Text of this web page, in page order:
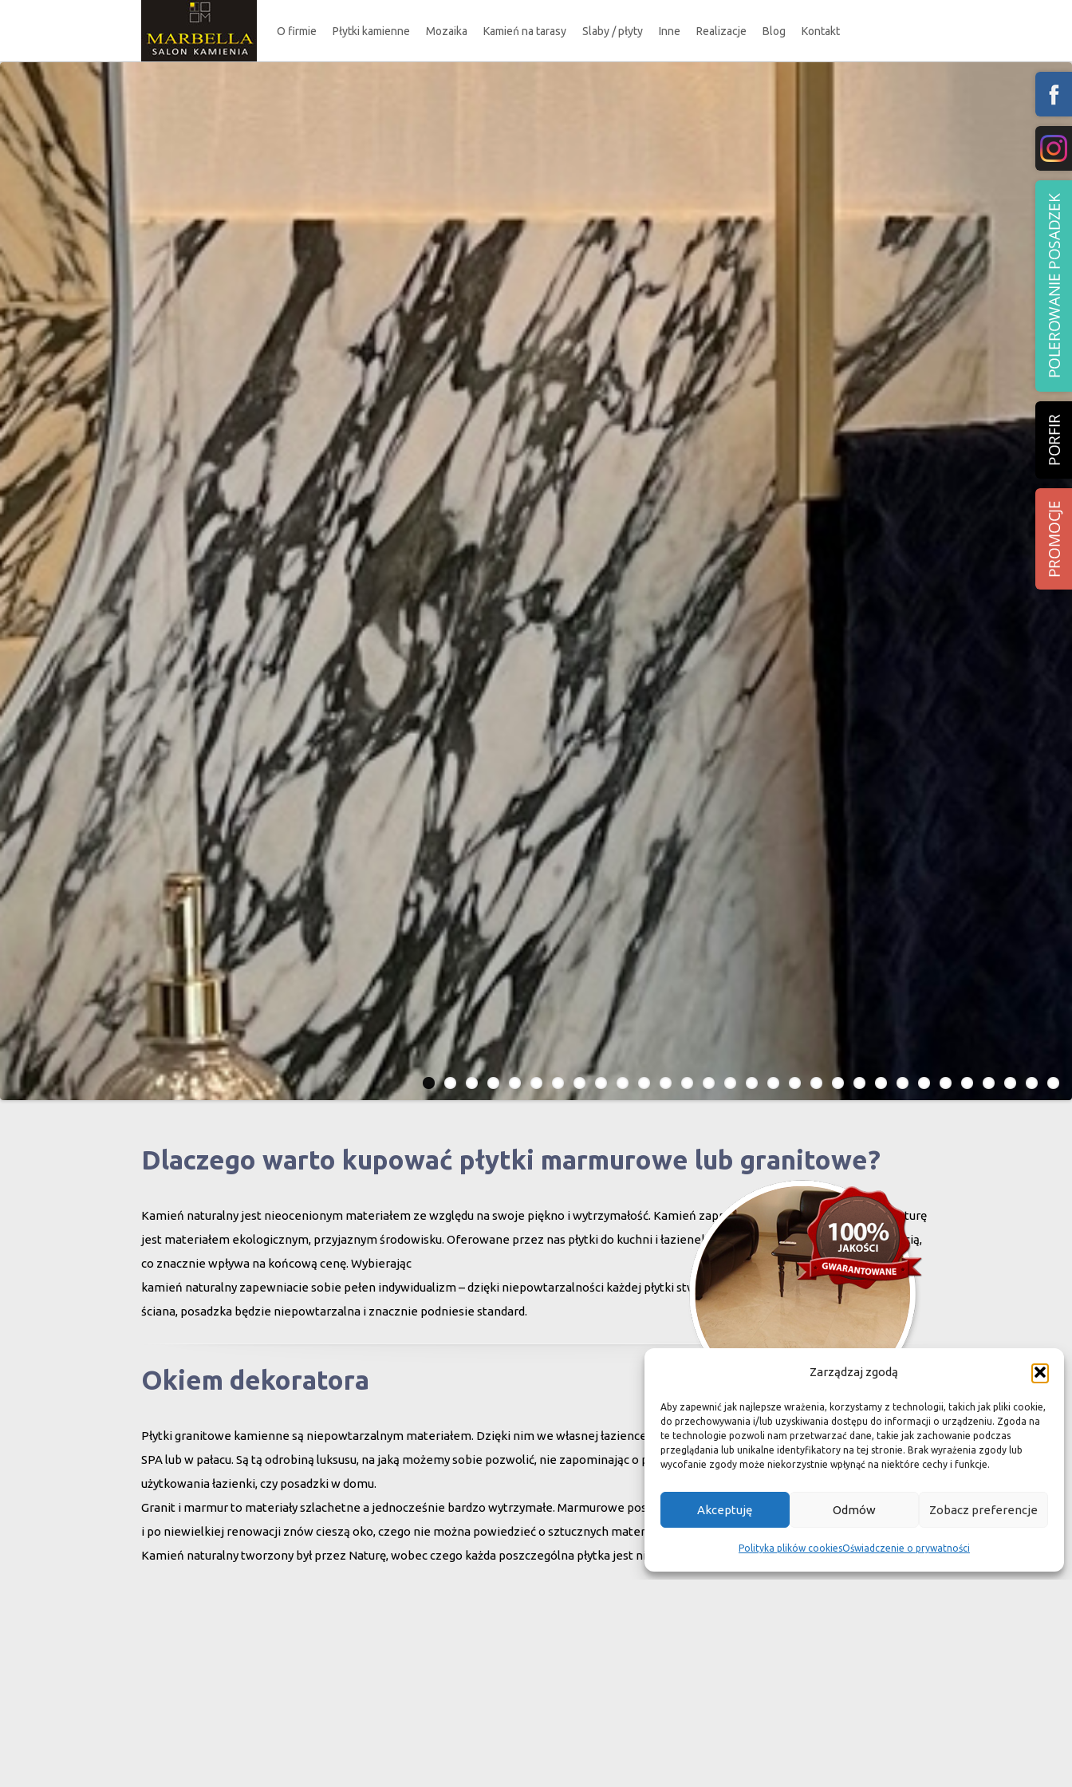
Zarządzaj zgodą
Aby zapewnić jak najlepsze wrażenia, korzystamy z technologii, takich jak pliki cookie,
do przechowywania i/lub uzyskiwania dostępu do informacji o urządzeniu. Zgoda na
te technologie pozwoli nam przetwarzać dane, takie jak zachowanie podczas
przeglądania lub unikalne identyfikatory na tej stronie. Brak wyrażenia zgody lub
wycofanie zgody może niekorzystnie wpłynąć na niektóre cechy i funkcje.
Akceptuję Odmów Zobacz preferencje
Polityka plików cookiesOświadczenie o prywatności
O firmie Płytki kamienne Mozaika Kamień na tarasy Slaby / płyty Inne Realizacje Blog Kontakt
Dlaczego warto kupować płytki marmurowe lub granitowe?
Kamień naturalny jest nieocenionym materiałem ze względu na swoje piękno i wytrzymałość. Kamień zaprojektowany i stworzony przez naturę
jest materiałem ekologicznym, przyjaznym środowisku. Oferowane przez nas płytki do kuchni i łazienek charakteryzują się niewielką grubością,
co znacznie wpływa na końcową cenę. Wybierając
kamień naturalny zapewniacie sobie pełen indywidualizm – dzięki niepowtarzalności każdej płytki stworzona przez Was przestrzeń,
ściana, posadzka będzie niepowtarzalna i znacznie podniesie standard.
Okiem dekoratora
Płytki granitowe kamienne są niepowtarzalnym materiałem. Dzięki nim we własnej łazience możemy poczuć się jak w luksusowym
SPA lub w pałacu. Są tą odrobiną luksusu, na jaką możemy sobie pozwolić, nie zapominając o praktycznym aspekcie
użytkowania łazienki, czy posadzki w domu.
Granit i marmur to materiały szlachetne a jednocześnie bardzo wytrzymałe. Marmurowe posadzki w zamkach przetrwały wieki
i po niewielkiej renowacji znów cieszą oko, czego nie można powiedzieć o sztucznych materiałach, ich żywotność jest dużo krótsza.
Kamień naturalny tworzony był przez Naturę, wobec czego każda poszczególna płytka jest niepowtarzalnym dziełem sztuki."